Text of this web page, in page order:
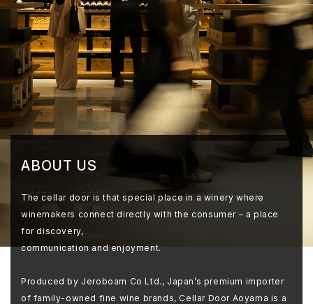
ABOUT US
The cellar door is that special place in a winery where
winemakers connect directly with the consumer – a place
for discovery,
communication and enjoyment.
Produced by Jeroboam Co Ltd., Japan’s premium importer
of family-owned fine wine brands, Cellar Door Aoyama is a